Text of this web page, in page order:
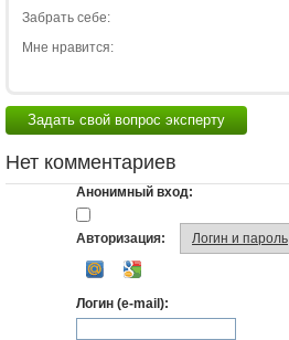
Забрать себе:
Мне нравится:
Задать свой вопрос эксперту
Нет комментариев
Анонимный вход:
Авторизация: Логин и пароль
Логин (e-mail):